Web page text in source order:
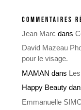
COMMENTAIRES
Jean Marc dans
David Mazeau
pour le visage.
MAMAN dans
Happy Beauty
Emmanuelle